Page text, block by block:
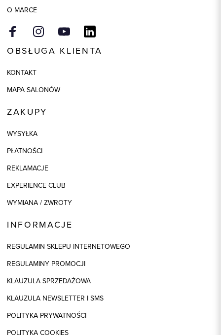
O MARCE
OBSŁUGA KLIENTA
KONTAKT
MAPA SALONÓW
ZAKUPY
WYSYŁKA
PŁATNOŚCI
REKLAMACJE
EXPERIENCE CLUB
WYMIANA / ZWROTY
INFORMACJE
REGULAMIN SKLEPU INTERNETOWEGO
REGULAMINY PROMOCJI
KLAUZULA SPRZEDAŻOWA
KLAUZULA NEWSLETTER I SMS
POLITYKA PRYWATNOŚCI
POLITYKA COOKIES